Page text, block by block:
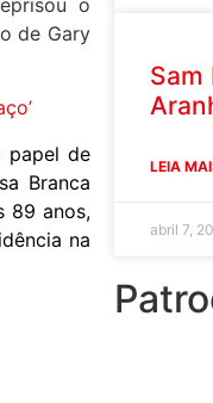
de Gary
papel de
Branca
89 anos,
na
Sam
LEIA
abril 7,